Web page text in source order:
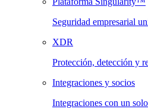
Seguridad empresarial
XDR
Protección, detección y
Integraciones y socios
Integraciones con un